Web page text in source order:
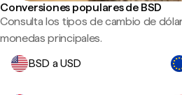
Conversiones populares de BSD
Consulta los tipos de cambio de
monedas principales.
BSD a USD